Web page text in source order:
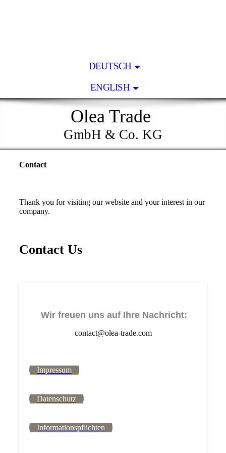
DEUTSCH
ENGLISH
Olea Trade
GmbH & Co. KG
Contact
Thank you for visiting our website and your interest in our
company.
Contact Us
Wir freuen uns auf Ihre Nachricht:
contact@olea-trade.com
Impressum
Datenschutz
Informationspflichten